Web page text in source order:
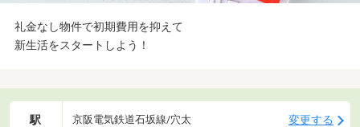
礼金なし物件で初期費用を抑えて
新生活をスタートしよう！
駅 京阪電気鉄道石坂線/穴太 変更する